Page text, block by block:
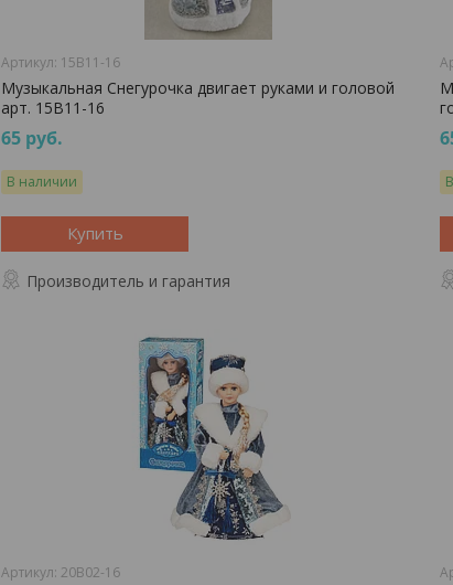
15B11-16
Музыкальная Снегурочка двигает руками и головой
арт. 15B11-16
65 руб.
В наличии
Купить
Производитель и гарантия
20B02-16